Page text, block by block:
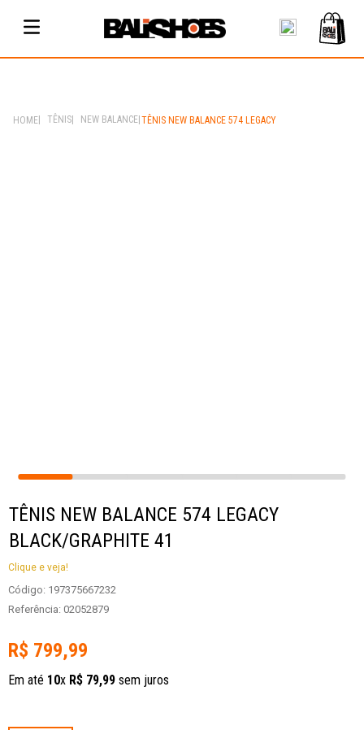
TÊNIS NEW BALANCE TÊNIS NEW BALANCE 574 LEGACY
TÊNIS NEW BALANCE 574 LEGACY
BLACK/GRAPHITE 41
Clique e veja!
Código: 197375667232
Referência: 02052879
R$ 799,99
Em até 10x R$ 79,99 sem juros